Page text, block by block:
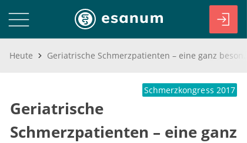
Heute
Schmerzkongress 2017
Geriatrische
Schmerzpatienten – eine ganz